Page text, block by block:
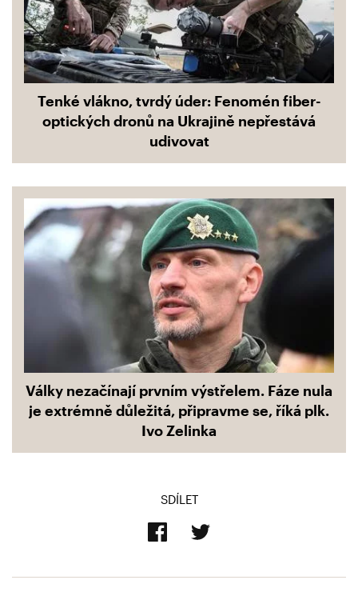
Tenké vlákno, tvrdý úder: Fenomén fiber-
optických dronů na Ukrajině nepřestává
udivovat
Války nezačínají prvním výstřelem. Fáze nula
je extrémně důležitá, připravme se, říká plk.
Ivo Zelinka
SDÍLET